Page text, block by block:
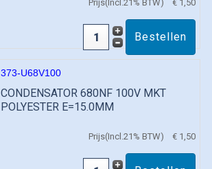
Prijs(Incl.21% BTW) € 1,50
373-U68V100
CONDENSATOR 680NF 100V MKT
POLYESTER E=15.0MM
Prijs(Incl.21% BTW) € 1,50